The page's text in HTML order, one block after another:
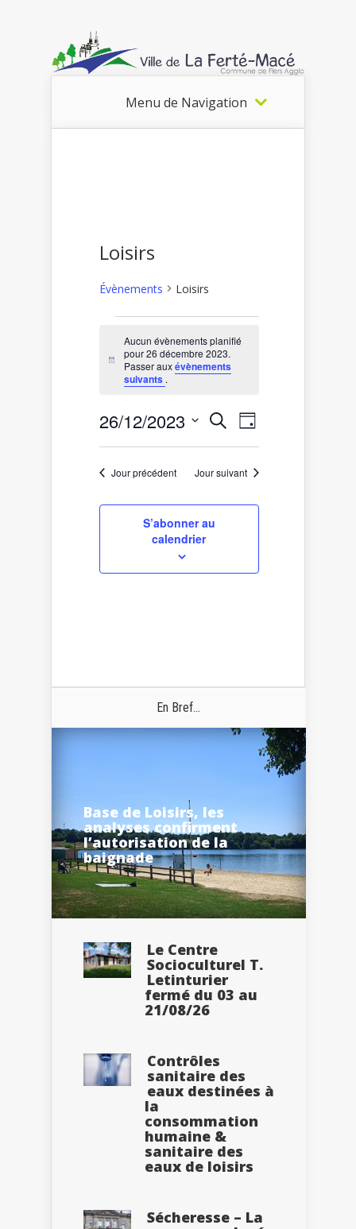
Menu de Navigation
Loisirs
Évènements Loisirs
Évènements
for
2023
Notice
Aucun évènements planifié
pour 26 décembre 2023.
Passer auxévènements
suivants .
Recherche
de
Évènements
RechercheNavigation
de
vues
Évènement
Jour
26/12/2023
une
date.Jour précédent Jour suivant
S’abonner au
calendrier
En Bref...
Base de Loisirs, les
analyses confirment
l’autorisation de la
baignade
Le Centre
Socioculturel T.
Letinturier
fermé du 03 au
21/08/26
Contrôles
sanitaire des
eaux destinées à
la
consommation
humaine &
sanitaire des
eaux de loisirs
Sécheresse – La